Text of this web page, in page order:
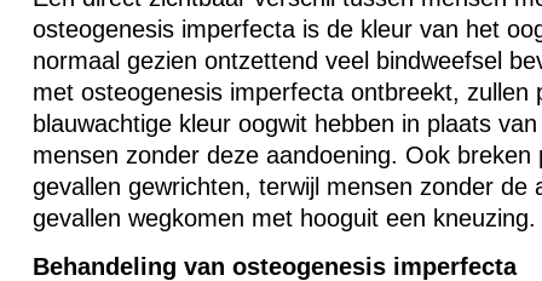
osteogenesis imperfecta is de kleur van het
normaal gezien ontzettend veel bindweefsel
met osteogenesis imperfecta ontbreekt, zullen
blauwachtige kleur oogwit hebben in plaats
mensen zonder deze aandoening. Ook breken
gevallen gewrichten, terwijl mensen zonder de
gevallen wegkomen met hooguit een kneuzing.
Behandeling van osteogenesis imperfecta